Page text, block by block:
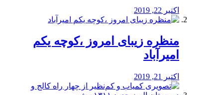
اکتبر 22, 2019
منظره‌‌ زیبای امروز ،کوچه یکم
امیرآباد
اکتبر 21, 2019